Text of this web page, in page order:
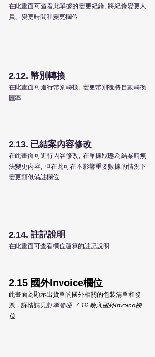
在此畫面可查看此單據的變更紀錄, 將紀錄變更人
員、變更時間和變更欄位
2.12. 幣別轉換
在此畫面可進行幣別轉換, 變更幣別後將自動轉換
匯率
2.13. 已結案內容修改
在此畫面可進行內容修改, 在單據狀態為結案時無
法變更內容, 但在此可在不影響重要數據的情況下
變更類似備註欄位
2.14. 註記說明
在此畫面可查看欄位運算的註記說明
2.15 國外Invoice欄位
此畫面為顯示出貨單的國外相關的包裝清單和發
票，詳情請見 訂單管理 7.16.輸入國外Invoice欄
位